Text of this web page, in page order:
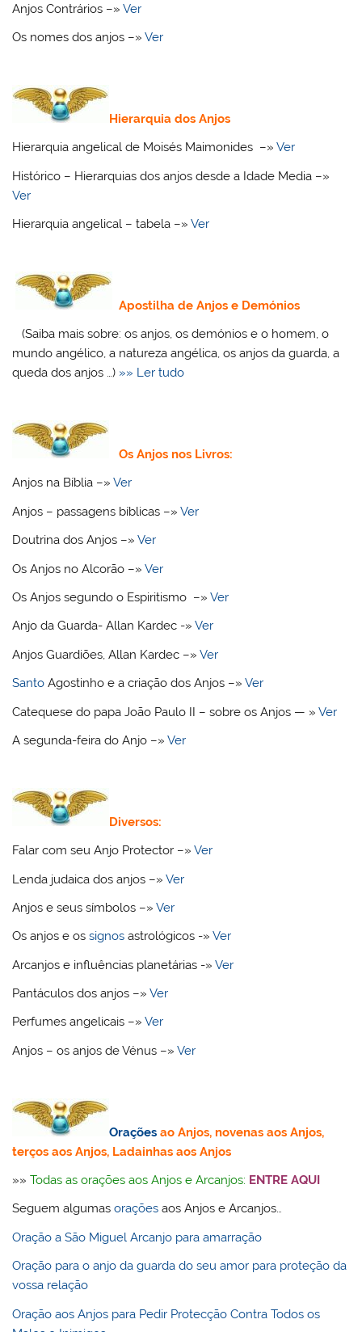
Anjos Contrários –»Ver
Os nomes dos anjos –»Ver
Hierarquia dos Anjos
Hierarquia angelical de Moisés Maimonides –»Ver
Histórico – Hierarquias dos anjos desde a Idade Media –»
Ver
Hierarquia angelical – tabela –»Ver
Apostilha de Anjos e Demónios
(Saiba mais sobre: os anjos, os demónios e o homem, o
mundo angélico, a natureza angélica, os anjos da guarda, a
queda dos anjos …) »» Ler tudo
Os Anjos nos Livros:
Anjos na Bíblia –»Ver
Anjos – passagens bíblicas –»Ver
Doutrina dos Anjos –»Ver
Os Anjos no Alcorão –»Ver
Os Anjos segundo o Espiritismo –»Ver
Anjo da Guarda- Allan Kardec -»Ver
Anjos Guardiões, Allan Kardec –»Ver
Santo Agostinho e a criação dos Anjos –»Ver
Catequese do papa João Paulo II – sobre os Anjos — »Ver
A segunda-feira do Anjo –»Ver
Diversos:
Falar com seu Anjo Protector –»Ver
Lenda judaica dos anjos –»Ver
Anjos e seus símbolos –»Ver
Os anjos e ossignos astrológicos -» Ver
Arcanjos e influências planetárias -»Ver
Pantáculos dos anjos –» Ver
Perfumes angelicais –»Ver
Anjos – os anjos de Vénus –»Ver
Orações ao Anjos, novenas aos Anjos,
terços aos Anjos, Ladainhas aos Anjos
»»Todas as orações aos Anjos e Arcanjos: ENTRE AQUI
Seguem algumasorações aos Anjos e Arcanjos…
Oração a São Miguel Arcanjo para amarração
Oração para o anjo da guarda do seu amor para proteção da
vossa relação
Oração aos Anjos para Pedir Protecção Contra Todos os